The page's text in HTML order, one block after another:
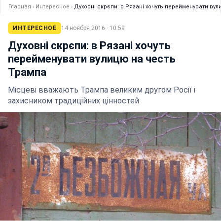
Главная › Интересное › Духовні скрєпи: в Рязані хочуть перейменувати
ИНТЕРЕСНОЕ 14 ноября 2016 · 10:59
Духовні скрєпи: в Рязані хочуть
перейменувати вулицю на честь
Трампа
Місцеві вважають Трампа великим другом Росії і
захисником традиційних цінностей